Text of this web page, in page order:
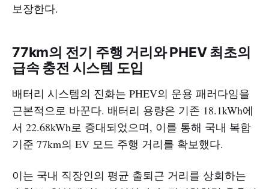
보장한다.
77km의 전기 주행 거리와 PHEV 최초의
급속 충전 시스템 도입
배터리 시스템의 진화는 PHEV의 운용 패러다임을
근본적으로 바꾼다. 배터리 용량은 기존 18.1kWh에
서 22.68kWh로 증대되었으며, 이를 통해 국내 복합
기준 77km의 EV 모드 주행 거리를 확보했다.
이는 국내 직장인의 평균 출퇴근 거리를 상회하는